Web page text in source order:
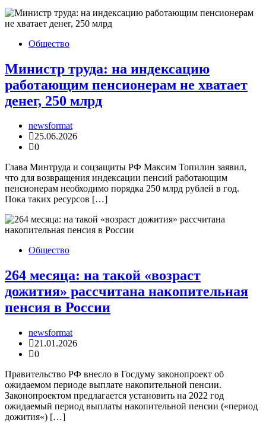
Общество
Министр труда: на индексацию
работающим пенсионерам не хватает
денег, 250 млрд
newsformat
25.06.2026
0
Глава Минтруда и соцзащиты РФ Максим Топилин заявил,
что для возвращения индексации пенсий работающим
пенсионерам необходимо порядка 250 млрд рублей в год.
Пока таких ресурсов […]
Общество
264 месяца: на такой «возраст
дожития» рассчитана накопительная
пенсия в России
newsformat
21.01.2026
0
Правительство РФ внесло в Госдуму законопроект об
ожидаемом периоде выплате накопительной пенсии.
Законопроектом предлагается установить на 2022 год
ожидаемый период выплаты накопительной пенсии («период
дожития«) […]